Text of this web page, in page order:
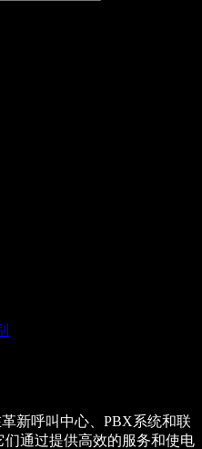
新呼叫中心、PBX系统和联
通过提供高效的服务和使电